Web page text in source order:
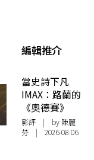
編輯推介
當史詩下凡
IMAX：路蘭的
《奧德賽》
影評 | by 陳麗
芬 | 2026-08-06